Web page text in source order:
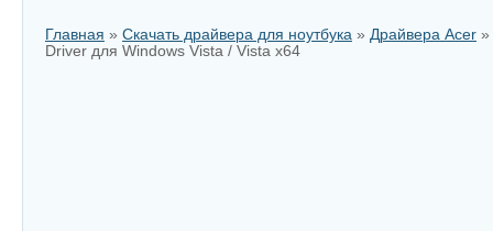
Главная » Скачать драйвера для ноутбука » Драйвера Acer »
Driver для Windows Vista / Vista x64